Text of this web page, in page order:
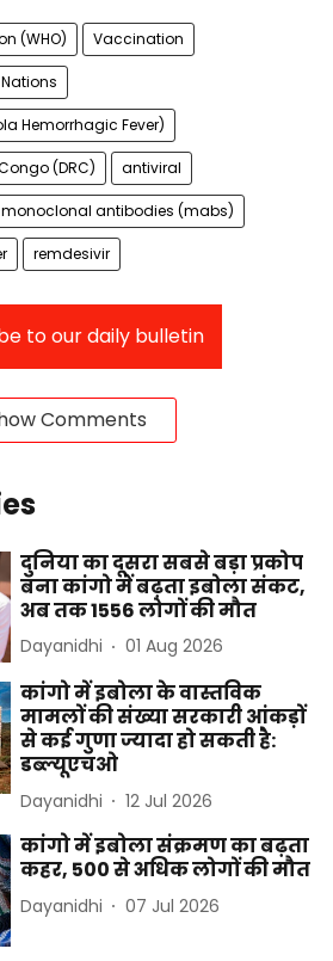
(WHO) Vaccination
Hemorrhagic Fever)
(DRC) antiviral
monoclonal antibodies (mabs)
remdesivir
to our daily bulletin
Comments
दुनिया का दूसरा सबसे बड़ा प्रकोप
बना कांगो में बढ़ता इबोला संकट,
अब तक 1556 लोगों की मौत
Dayanidhi 01 Aug 2026
कांगो में इबोला के वास्तविक
मामलों की संख्या सरकारी आंकड़ों
से कई गुणा ज्यादा हो सकती है:
डब्ल्यूएचओ
Dayanidhi 12 Jul 2026
कांगो में इबोला संक्रमण का बढ़ता
कहर, 500 से अधिक लोगों की मौत
Dayanidhi 07 Jul 2026